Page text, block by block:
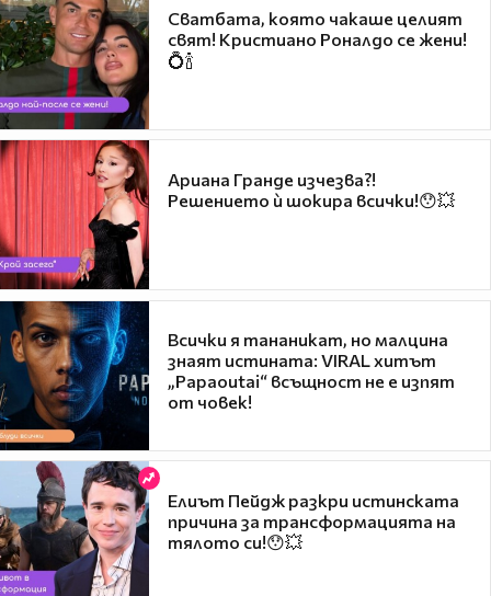
Сватбата, която чакаше целият
свят! Кристиано Роналдо се жени!
💍🍾
Ариана Гранде изчезва?!
Решението ѝ шокира всички!😯💥
Всички я тананикат, но малцина
знаят истината: VIRAL хитът
„Papaoutai“ всъщност не е изпят
от човек!
Елиът Пейдж разкри истинската
причина за трансформацията на
тялото си!😯💥